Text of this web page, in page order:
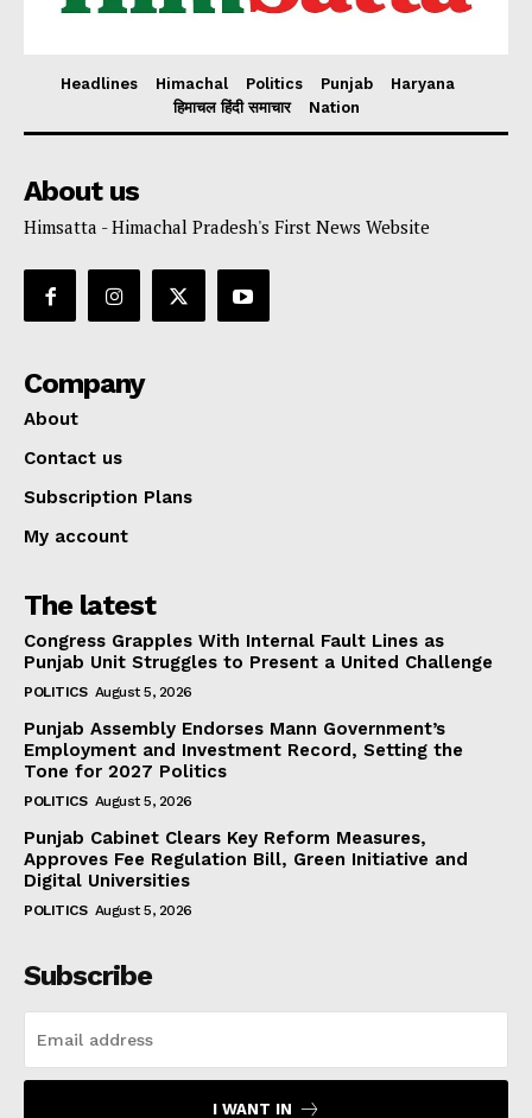
Headlines Himachal Politics Punjab
Haryana
हिमाचल हिंदी समाचार
Nation
About us
Himsatta - Himachal Pradesh's First News Website
Company
About
Contact us
Subscription Plans
My account
The latest
Congress Grapples With Internal Fault Lines as
Punjab Unit Struggles to Present a United Challenge
POLITICS August 5, 2026
Punjab Assembly Endorses Mann Government’s
Employment and Investment Record, Setting the
Tone for 2027 Politics
POLITICS August 5, 2026
Punjab Cabinet Clears Key Reform Measures,
Approves Fee Regulation Bill, Green Initiative and
Digital Universities
POLITICS August 5, 2026
Subscribe
I WANT IN